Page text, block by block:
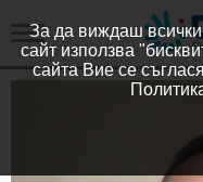
За да виждаш
сайт използва
сайта Вие се